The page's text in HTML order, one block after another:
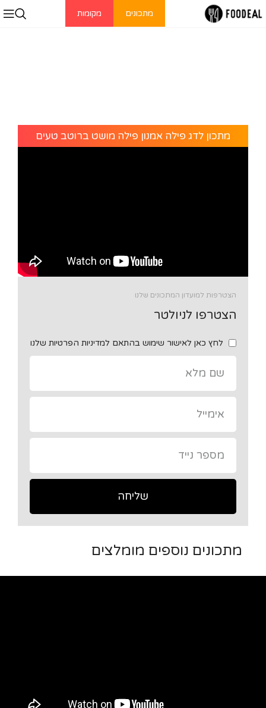
מתכונים מקומות
מתכון לדג פילה אמנון פילה מושט ברוטב טעים
הצטרפות למועדון המתכונים שלנו
הצטרפו לניולטר
לחץ כאן לאישור שימוש בהתאם למדיניות הפרטיות שלנו
שליחה
מתכונים נוספים מומלצים